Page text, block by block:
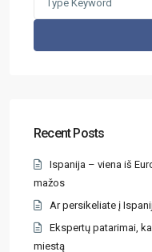
Recent Posts
Ispanija – viena iš
mažos
Ar persikeliate į
Ekspertų patarimai,
miestą